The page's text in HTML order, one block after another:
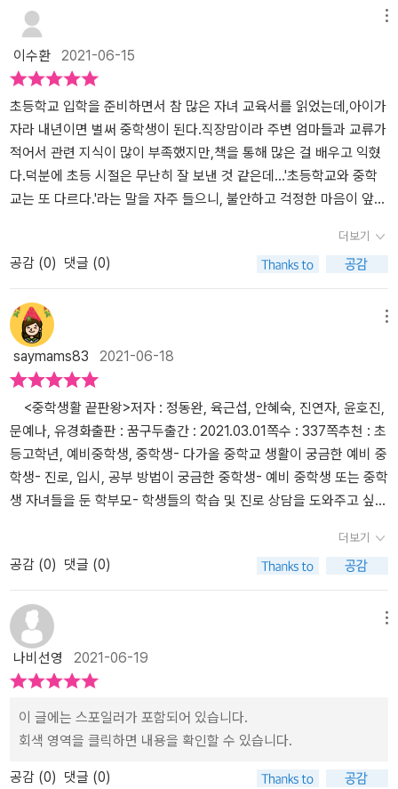
도 자세히 소개해주고 있어서 내년에 중3이 되는 아이에게 도움이 되
네요. 고등학교 종류가 많아서 정확한 정보가 없었거든요. 고등학교
선택시에 진로와 연계할 수 있는 교과목 개설 여부를 확인하는 게 중
요하네요. 고등학교에 대한 정보는 뒷부분에 나와 있어서 앞으로도
곁에 두고 도움받을 수 있겠네요.​중학생활에 대한 전반적인 사항과
진로 활동, 과목별 학습 방법, 고입과 대입 정보까지 알찬 정보들로 구
성된 책이네요. 한 번 읽고 그만두는 책이 아니라 앞으로도 곁에 두고
도움받을 수 있는 내용들이 많네요. 강의로 듣는 것도 좋지만 이렇게
책으로 구성되어 있으니 원할때마다 필요한 정보를 찾을 수 있어서
협찬을 받았지만 , 본인의 주관적인 견해에 의하여 작성되었습니다.
진로 찾기를 집중적으로 많이 하는 것 같다. 아이들의 적성에 맞게 진
로를 선택할 수 있도록 계열 성향검사를 통해 다양한 진로체험을 경
험할 수 있고 관련된 동아리를 통해 더 많은 것들을 알아 갈 수 있다.
또 쉬는 시간을 통해 미래 유망 직업을 둘러보고 미래에는 어떤 직업
들이 뜨는지 관련된 정보들도 나와있어서 자녀들이 다양하게 알아갈
수 있도록 정보를 제공해 준다.또한 자녀들의 성적 향상을 위한 다양
한 정보를 제공해 주고 있다.유형별 학습코칭, 과목별 학습법, 내신관
리까지 다양한 정보를 알기 쉽도록 설명이 되어있고 나의 공부 성향
을 검사한 후 그 성향에 맞게 구체적으로 계획을 세워볼 수 있게 되어
는 점이 좋았다.아이가 국제 학교를 목표로 공부를 하고 있기 때문에
어떻게 준비를 해야 하고 어떻게 이끌어줘야 하는지 많은 것들이 궁
금했는데 생활기록부는 물론 내신관리까지 다양한 방법을 알려주고
고등학교 선택까지 살펴볼 수 있게 알차게 되어있어서 도움이 많이
되었다.예전에 어떤 강의를 들었던 적이 있는데 집에서 가깝다고 선
택한 학교가 아이의 대학 선택에 걸림돌이 될 수도 있다는 내용이었
다. 그래서 고등학교의 선택도 자녀들의 미래를 생각한다면 많은 정
보가 필요한 것이 사실이다.그런데 그런 내용들이 잘 정리가 되어있
어서 참 좋았다.마지막 6교시에는 이렇게 많은 정보들을 입력했으니
실전에는 어떻게 준비를 해야 하는지에 대해 잘 설명되어 있다.자소
서를 쓰는 방법, 면접, 대입 용어들을 잘 정리해놓았고 내가 목표로 하
는 대학과 그 학과를 탐색하는 등 많은 정보들로 구성되어 있어서 정
맞는 것 같았다.​---------------​[중학생활 끝판왕] 이 책은 초등학교
고학년은 물론 중학교 입학을 앞두고 있거나 중학교를 갓 입학한 자
녀가 있는 부모님들이 읽어보면 많은 도움이 될 것 같다. 아무래도 현
장에서 활동하고 계시는 선생님들의 정보이기 때문에 카더라 통신이
아닌 정확한 정보이기에 혼란을 야기하는 일은 없을 것 같다는 생각
에 꼭 읽어보길 권해본다.막상 닥치면 어떻게 해야 할지 당황을 하기
때문에 미리 읽어두는 것이 아이가 중학생활은 물론 더 나아가 자신
까 생각해 본다.​​이 책은 허니에듀와 출판사 꿈구두로부터 책을 제공
받아 본인의 주관적인 견해에 의해 작성되었습니다.​#중학생활끝판왕
#꿈구두#정동완#육근섭#안혜숙#진연자#윤호진#문예나#유경화#
래 취지와 목적에 맞는 경험을 해보지 못하고 1년이라는 시간을 보낸
것이 너무나 안타깝다. 자기이해자신이 진정으로 좋아하느 일을 찾
고,진정한 꿈을 이루려 노력해야한다.그러기 위해서는 '자기이해'시간
을 가지는 것이 중요하다. 2019년 교육부 자료에 따르면 중학생들은
내가 좋아하고 잘 해낼 수 있는 것을 바타으로 직업을 선택한다고 한
다.자기 이해영역자기 이해는 총4가지 영역으로 나누어서 살펴볼 수
있다.1.직업흥미-일이나 활동에 관심이 있고 즐거움을 느끼는 일-홀
랜드의 직업성격유형2.직업 적성-어떤 일을 잘하거나 잘할 수 있는
가능성-다중지능이론에 근거한 8가지 지능3.직업 가치관-개인이 추
일관된 행동을 하는 개인의 특성-MBTI성격유형검사 진로 전문 사이
트 활용하기커리어넷 https://www.career.go.kr/워크넷 https://w
ww.work.go.kr/한국가이던드 http://www.guidance.co.kr/intgr/m
ainindex/index.asp다중지능검사 https://multiiqtest.com/어세스
타온라인검사 https://www.career4u.net/Main/Main.asp 계열성
향검사검사를 하면 1순위와 2순위 계열이 나옵니다.1순위와 2순위의
점수 차이가 별로 크지 않아서 어느 계열을 선택할지 고민이 된다면,
학생이 더 흥미로운 계열을 선택하면 됩니다.'꿈구두교육플랫폼' htt
p://www.only-edu.net/ 진로체험활동'백문이 불여일견' 경험이 중
요한 이유는 어떤 일을 해보아야 나와 맞는지,맞지 않는지를 빠르고
정확하게 판단할 수 있기 때문입니다.꿈길 https://www.ggoomgil.
go.k잡월드 https://www.koreajobworld.or.kr/진로체험활동 사이
mentoring.career.go.kr/school/index.do나우미래 YEPP 온라인
창업체험지원 플랫폼 미래 유망 직업 둘러보기 살펴보면서 관심이
있는 분야나 용어에는 동그라미(ㅇ)표시,궁금한 분야나 용어에는 (v)
표시를 해봅시다.4차 산업혁명이 시대에 살고 있는 지금시대가 변할
수록 사라지는 직업만큼 새로운 직업들이 많이 생겨나고 있다. 유형
별 학습 코칭 학습동기 유형 파악하기공부의 목적에 따라 학습동기
는 내재적 동기와 외재적 동기로 나눌 수 있다. 학습동기는 공부를 시
가 있으면 공부하면서 즐겁다고 합니다. 유형별학습코칭첫째,학습자
의 직업흥미와 적성(공부성향1)실재형학습자탐구형학습자창조형학
습자사교형학습자리더형학습자규번형학습자둘째,학습자의 감각 선
마다 관련 사이트가 다 나와있어서 정보활용을 할수 있게 가르쳐줍니
다. 가끔 정보들은 많이 쏟아져 나왔는데 어떻게 제대로 활용할수 있
는지 모르는 경우가 많습니다. 아이에게 어떻게 접근을 시켜줘야할
까? 이건 어떤걸 설명하는건지? 등등 궁금증이 많은데 이런걸 잘 할
수 있도록 설명이 나와있답니다.읽으면서 가장 좋았던 부분입니다.
감정이 앞서서 좋은말로 되지 않을때가 많은데....그때마다 볼려고 폰
에 저장시켜두었습니다. 계속 보면서 저를 다스려볼려고 합니다.처음
자동봉진이란 말을 보고 이게 무슨 단어일까?이런 말이 있었나?? 책
을 읽어보면 알게되지만 보는 순간 검색을 했네요.......^^ 요즘은 코로
요....유튜브 실시간 시청으로 학부모 연수를 해주시던데 코로나 19가
발생하고 2년이 흘렀는데.....활동의 제약이 많이서 그저 안타깝기만
해요... 과목별 학습법 에는 국어공부 부분에서 독서활동이 눈에 띄였
어요...초등처럼 독후활동이 없어서 방학과제로 읽은 책 외에는 책을
읽지 않게 되더라구요 독서를 해야되는 이유와 전략적으로 책 읽는
방법이 나와있어서 집돌이 1호에게 도움이 되었습니다. 독후활동은
중학교에서도 필수라는 말에 살짝 놀랐어요 다들 독서후 활동들은 안
한다고 하던데..이게 필수라니........집돌이 2호가 서류를 내밀었는데
독서교육종합시스템 회원가입 서류였어요....동의만하면 끝나는거였
는데 1호때는 서류가 있었는지..어땠는지 기억도 나질 않았어요... 20
0%활용하기를 보고 이런것도 활용을 하면 도움이 되는구나 깨달았
습니다. .집돌이 2호에게는 잘 활용해봐야겠다는 생각이 들었어
비를 지금부터 할수 있어서 한번만 보고 끝내는 책이 아니라 .잘 보이
는곳에 두어서 계속 반복적으로 읽고 익혀놔야겠어요......2호 우린 잘
할수 있을꺼야 도전해보자.....ㅋㅋㅋ 아자아자....!!!!​​#서평이벤트#꿈
두구#중학생활끝판왕#중학교적응만렙매뉴얼
습관리와 학생부 관리까지 다음 상급학교에 갈 기초 준비를 상세히
안내합니다.다양한 표로 정리된 내용은 깔끔해서 줄글로 읽는 부담을
줄이고 한눈에 들어오는 입체감까지 느끼게 합니다.하지만, 정보전달
에 중점을 두기 때문에 이과적 성향의 아이들에게는 읽기도 쉽고 흥
미를 가질 수 있게 하지만 문과적 성향의 아이들은 딱딱하고 지루하
게 느껴질 수 있습니다.[중학생활 한눈에 보기-시간표]중학생활을 했
는데도 다 잊었나봅니다. 아이의 시간에 맞쳐 저도 유치, 초등, 중등이
됩니다. 다행히 전 큰애 덕분에 고등이지만, 이런 시간표 자료를 미리
제시해 주는 것은 초보맘에게 도움이 됩니다.[지혜로운부모되기]고
이 잘 표현되어 있습니다. 저는 사실 '오!좋다' 그렇지는 못했습니다.
이론적인 것보다 실천이 중요한것 같네요[미래 유망직업 둘러보기]
다양한 직업방향을 알아볼 관심도 체크 우리 둘째에게는 꼭 필요할것
같습니다. 사실 새롭게 생겨나는 직억들은 무궁무진할 진데 전 그 만
큼 알지 못하고, 목표가 없는 친구들 단순 흥미쪽으로만 잡는 친구들
에게 제시해 궁금증을 유발시켜 보는 것도 동기 부여에 좋습니다.[학
습코칭과 학습관리]중학교는 본격적으로 학습을 제대로 시작하는 시
기입니다. 대학입시와 진로를 연결해 진학을 준비해야합니다. 그러니
제대로된 학습 계획과 관리를 해야합니다. 플래너 쓰기는 적극적으로
강추합니다. 자기주도학습의 가장 기본으로 학습성장에도 도움이 돈
답니다.[대학 계열찾기]나의 흥미도 적성과 연결된 대학 계열찾기와
쉬운 그림활동지로 재미를 더했습니다. 검사결과로 스스로 정리해 보
핵심내용을 10가지로 요약합니다.이책은 중학생활만 준비하는 것이
아닌 고입과 고입생활의 필요 과정까지 함께 소개해서 성실한 중학교
생활을 할 수 있게 도움을 줍니다.다만 조금더 얇게 두 권 또는 세권으
로 나누어 특색을 강조했다면 중학교 친구들이 읽기 쉽고 조금더 세
세한 보강자료를 넣을 수 있지 않았을까 하는 아쉬움이 있습니다.♡
이 서평은 출판사로부터 도서를 제공받아 개인적의견으로 솔직히쓴
서평입니다.
이수환 2021-06-15
초등학교 입학을 준비하면서 참 많은 자녀 교육서를 읽었는데,아이가
자라 내년이면 벌써 중학생이 된다.직장맘이라 주변 엄마들과 교류가
적어서 관련 지식이 많이 부족했지만,책을 통해 많은 걸 배우고 익혔
다.덕분에 초등 시절은 무난히 잘 보낸 것 같은데...'초등학교와 중학
교는 또 다르다.'라는 말을 자주 들으니, 불안하고 걱정한 마음이 앞선
새롭다.작은 힘이라도 아이에게 보탬이 되어 주고 싶다.그래서 찾아
나섰다. 슬기로운 길잡이가 되어 줄 책을... ^*^그렇게 운명처럼 만나
게 된 중학교 적응 만렙 매뉴얼 < 중학생활 끝판왕 >베스트셀러 중학
생활백서의 새 버전이기도 하다.EBS 진로진학 대표강사, 학습코칭전
문가, 베테랑교사들이 뭉쳐서 만든 책!'누구 엄마가 그러던데...'라는
주관적인 견해가 아닌, 그 누구보다 현장에서 아이를 지켜보고 객관
화된 자료를 제시하는 전문가의 조언이라서 더욱 믿음이 간다.' 정말
이 정도도 몰라?'라고 생각할 수 있는 기본 중의 기본학교 시간표, 수
업 시간, 배우는 교과목 등새학기면 맘 카페에서 한 번쯤 물어보는 것
들이었는데, 요렇게 알려주시니 감사하다.7교시 마치면 오후 4시 20
분.지금보다 대략 2시간 정도 하교 시간이 늦어지니, 감안해서 다음
일정을 계획해야 할 것 같다.학교알리미 www/schoolinfo.go.kr학
학교생활 전체를 조망할 수 있다.입학 전 사이트에 접속해서 배정받
은 학교에 대해 미리 살펴본다면,충만한 자신감으로 무장해서 산뜻하
게 중학교 생활을 시작할 수 있을 것 같다.자유학기제학생의 소질과
적성을 키울 수 있는 다양한 체험 활동을 중심으로 교육과정을 운영
하는 제도를 뜻한다.'중학교 보내놨더니, 자유학기제라면서 시험도 안
치고 매번 동아리 활동으로 노는 것 같아. 그러다가 2학년 올라가 첫
중간고사 치면 생전 보도 못한 점수를 받아 온다던데, 벌써부터 불안
해.'주변 엄마들 대부분이 자유학기제에 대한 부정적인 견해를 내놓았
다.TV프로그램에 나온 교육전문가는 분명 긍정적으로 말씀하시던
럽기 했다.But! Q & A로 알아보는 자유학기제 코너를 통해 한방에 궁
더보기
공감 (0) 댓글 (0)
saymams83 2021-06-18
<중학생활 끝판왕>저자 : 정동완, 육근섭, 안혜숙, 진연자, 윤호진,
문예나, 유경화출판 : 꿈구두출간 : 2021.03.01쪽수 : 337쪽추천 : 초
등고학년, 예비중학생, 중학생- 다가올 중학교 생활이 궁금한 예비 중
학생- 진로, 입시, 공부 방법이 궁금한 중학생- 예비 중학생 또는 중학
생 자녀들을 둔 학부모- 학생들의 학습 및 진로 상담을 도와주고 싶은
것, 진로, 자유학년제, 비대면수업, 온라인수업, 공부법, 과목별 학습
법, 진학, 학생부관리, 대학입시, 고드학교선택, 자소서, 대입용어 ●
중학교 적응 만렙 매뉴얼1. 자신을 이해하고 나의 진로 로드맵을 그리
는 스케치북2. 계열에 따른 중학교 생활 방법, 학습법에 대한 가이드
제공3. ‘자동봉진’, ‘교과세특’으로 학교생활기록부 알차게 준비하는
법4. 흥미, 적성, 직업 가치관, 성격 등을 기반으로 한 유형별 학습 코
칭5. 자기소개서, 면접, 대입 전형, 학과 탐색을 통한 입시 실전 감각
익히기6. 자유학기제 골든 타임을 보내는 꿀팁, 고등학교 진학을 위
한 정보 종합세트7. 학생과 학부모가 궁금해하는 중학교생활에 대해
중학교 학생을 둔 부모님이 알아야 할 지침서9. 포트폴리오 제작, 독
더보기
공감 (0) 댓글 (0)
나비선영 2021-06-19
이 글에는 스포일러가 포함되어 있습니다.
회색 영역을 클릭하면 내용을 확인할 수 있습니다.
공감 (0) 댓글 (0)